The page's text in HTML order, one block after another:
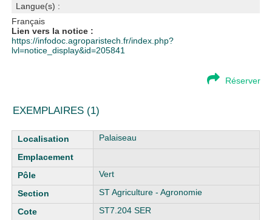
Langue(s) :
Français
Lien vers la notice :
https://infodoc.agroparistech.fr/index.php?
lvl=notice_display&id=205841
Réserver
EXEMPLAIRES (1)
Liste des exemplaires Palaiseau
Vert
ST Agriculture - Agronomie
ST7.204 SER